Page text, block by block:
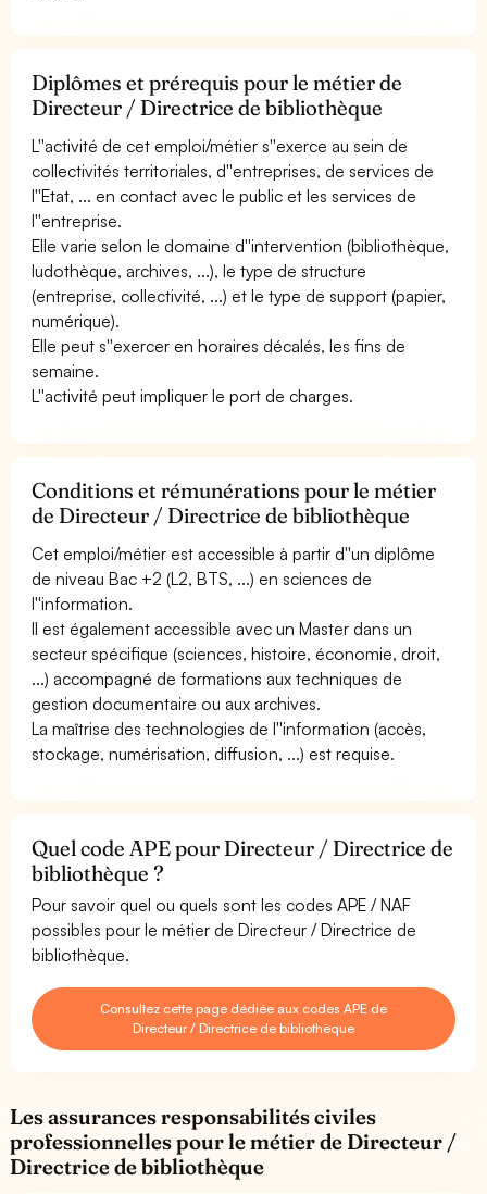
Diplômes et prérequis pour le métier de
Directeur / Directrice de bibliothèque
L''activité de cet emploi/métier s''exerce au sein de
collectivités territoriales, d''entreprises, de services de
l''Etat, ... en contact avec le public et les services de
l''entreprise.
Elle varie selon le domaine d''intervention (bibliothèque,
ludothèque, archives, ...), le type de structure
(entreprise, collectivité, ...) et le type de support (papier,
numérique).
Elle peut s''exercer en horaires décalés, les fins de
semaine.
L''activité peut impliquer le port de charges.
Conditions et rémunérations pour le métier
de Directeur / Directrice de bibliothèque
Cet emploi/métier est accessible à partir d''un diplôme
de niveau Bac +2 (L2, BTS, ...) en sciences de
l''information.
Il est également accessible avec un Master dans un
secteur spécifique (sciences, histoire, économie, droit,
...) accompagné de formations aux techniques de
gestion documentaire ou aux archives.
La maîtrise des technologies de l''information (accès,
stockage, numérisation, diffusion, ...) est requise.
Quel code APE pour Directeur / Directrice de
bibliothèque ?
Pour savoir quel ou quels sont les codes APE / NAF
possibles pour le métier de Directeur / Directrice de
bibliothèque.
Consultez cette page dédiée aux codes APE de
Directeur / Directrice de bibliothèque
Les assurances responsabilités civiles
professionnelles pour le métier de Directeur /
Directrice de bibliothèque